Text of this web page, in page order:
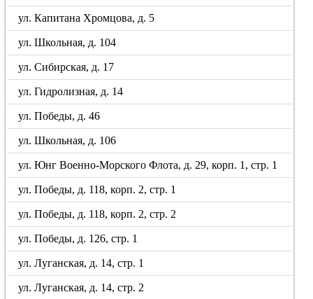
ул. Капитана Хромцова, д. 5
ул. Школьная, д. 104
ул. Сибирская, д. 17
ул. Гидролизная, д. 14
ул. Победы, д. 46
ул. Школьная, д. 106
ул. Юнг Военно-Морского Флота, д. 29, корп. 1, стр. 1
ул. Победы, д. 118, корп. 2, стр. 1
ул. Победы, д. 118, корп. 2, стр. 2
ул. Победы, д. 126, стр. 1
ул. Луганская, д. 14, стр. 1
ул. Луганская, д. 14, стр. 2